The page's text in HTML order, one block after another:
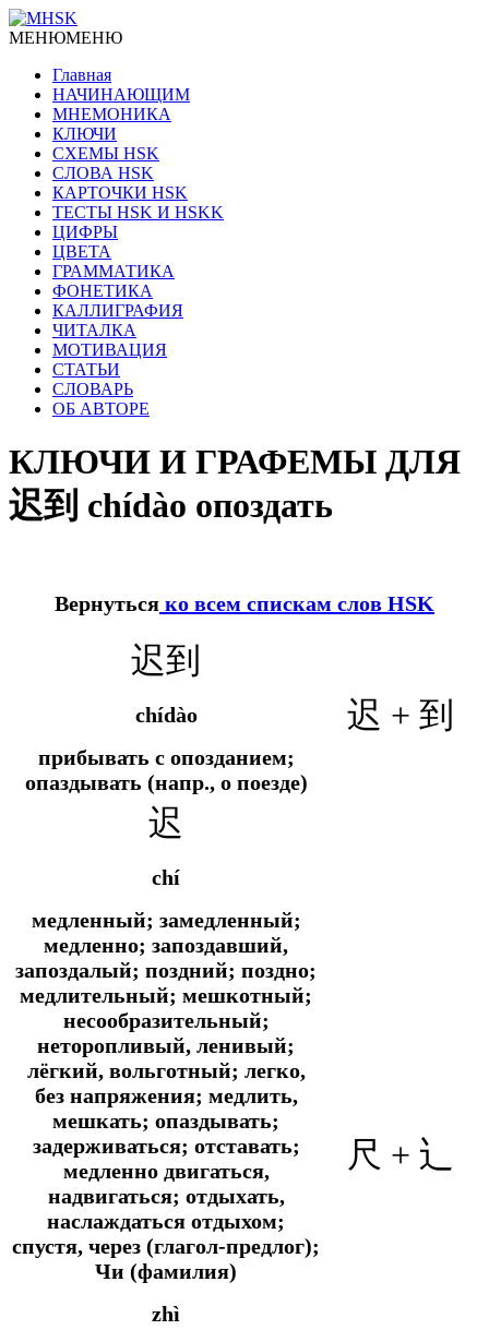
МЕНЮМЕНЮ
Главная
НАЧИНАЮЩИМ
МНЕМОНИКА
КЛЮЧИ
СХЕМЫ HSK
СЛОВА HSK
КАРТОЧКИ HSK
ТЕСТЫ HSK И HSKK
ЦИФРЫ
ЦВЕТА
ГРАММАТИКА
ФОНЕТИКА
КАЛЛИГРАФИЯ
ЧИТАЛКА
МОТИВАЦИЯ
СТАТЬИ
СЛОВАРЬ
ОБ АВТОРЕ
КЛЮЧИ И ГРАФЕМЫ ДЛЯ
迟到 chídào опоздать
Вернуться ко всем спискам слов HSK
迟到
chídào
прибывать с опозданием;
опаздывать (напр., о поезде)
迟 + 到
迟
chí
медленный; замедленный;
медленно; запоздавший,
запоздалый; поздний; поздно;
медлительный; мешкотный;
несообразительный;
неторопливый, ленивый;
лёгкий, вольготный; легко,
без напряжения; медлить,
мешкать; опаздывать;
задерживаться; отставать;
медленно двигаться,
надвигаться; отдыхать,
наслаждаться отдыхом;
спустя, через (глагол-предлог);
Чи (фамилия)
zhì
尺 + 辶